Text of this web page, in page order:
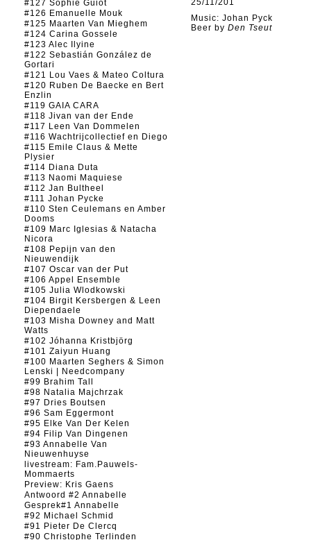
#127 Sophie Guiot
#126 Emanuelle Mouk
#125 Maarten Van Mieghem
#124 Carina Gossele
#123 Alec Ilyine
#122 Sebastián González de
Gortari
#121 Lou Vaes & Mateo Coltura
#120 Ruben De Baecke en Bert
Enzlin
#119 GAIA CARA
#118 Jivan van der Ende
#117 Leen Van Dommelen
#116 Wachtrijcollectief en Diego
#115 Emile Claus & Mette
Plysier
#114 Diana Duta
#113 Naomi Maquiese
#112 Jan Bultheel
#111 Johan Pycke
#110 Sten Ceulemans en Amber
Dooms
#109 Marc Iglesias & Natacha
Nicora
#108 Pepijn van den
Nieuwendijk
#107 Oscar van der Put
#106 Appel Ensemble
#105 Julia Wlodkowski
#104 Birgit Kersbergen & Leen
Diependaele
#103 Misha Downey and Matt
Watts
#102 Jóhanna Kristbjörg
#101 Zaiyun Huang
#100 Maarten Seghers & Simon
Lenski | Needcompany
#99 Brahim Tall
#98 Natalia Majchrzak
#97 Dries Boutsen
#96 Sam Eggermont
#95 Elke Van Der Kelen
#94 Filip Van Dingenen
#93 Annabelle Van
Nieuwenhuyse
livestream: Fam.Pauwels-
Mommaerts
Preview: Kris Gaens
Antwoord #2 Annabelle
Gesprek#1 Annabelle
#92 Michael Schmid
#91 Pieter De Clercq
#90 Christophe Terlinden
25/11/201
Music: Johan Pyck
Beer by Den Tseut